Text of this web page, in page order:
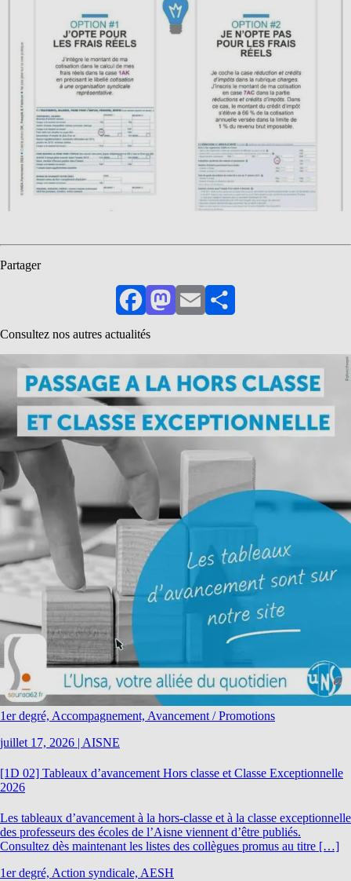
Partager
FacebookMastodon
EmailPartager
Consultez nos autres actualités
1er degré, Accompagnement, Avancement / Promotions
juillet 17, 2026 | AISNE
[1D 02] Tableaux d’avancement Hors classe et Classe Exceptionnelle
2026
Les tableaux d’avancement à la hors-classe et à la classe exceptionnelle
des professeurs des écoles de l’Aisne viennent d’être publiés.
Consultez dès maintenant les listes des collègues promus au titre […]
1er degré, Action syndicale, AESH